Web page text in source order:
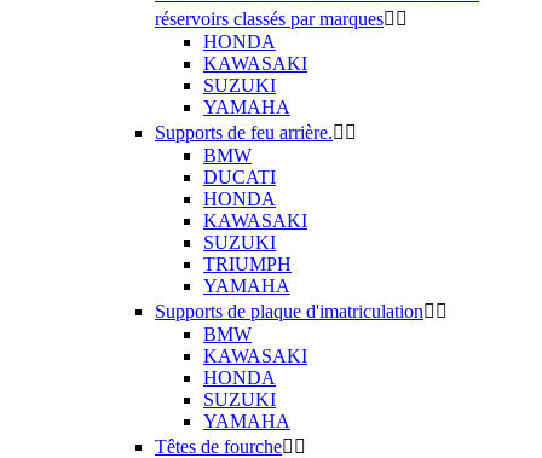
réservoirs classés par marques 
HONDA
KAWASAKI
SUZUKI
YAMAHA
Supports de feu arrière. 
BMW
DUCATI
HONDA
KAWASAKI
SUZUKI
TRIUMPH
YAMAHA
Supports de plaque d'imatriculation 
BMW
KAWASAKI
HONDA
SUZUKI
YAMAHA
Têtes de fourche 